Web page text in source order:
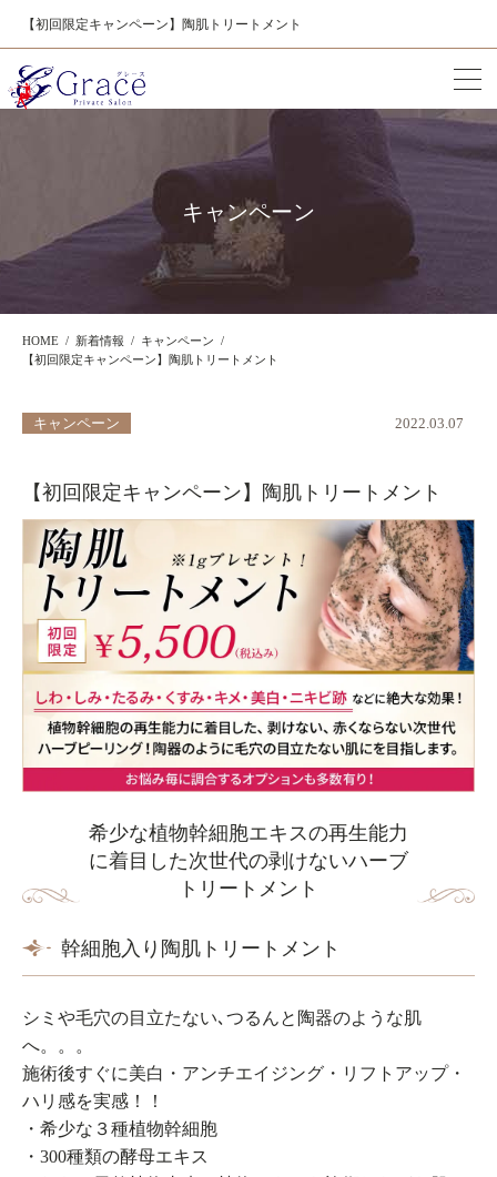
【初回限定キャンペーン】陶肌トリートメント
キャンペーン
HOME 新着情報
キャンペーン
【初回限定キャンペーン】陶肌トリートメント
キャンペーン 2022.03.07
【初回限定キャンペーン】陶肌トリートメント
希少な植物幹細胞エキスの再生能力
に着目した次世代の剥けないハーブ
トリートメント
幹細胞入り陶肌トリートメント
シミや毛穴の目立たない､つるんと陶器のような肌
へ。。。
施術後すぐに美白・アンチエイジング・リフトアップ・
ハリ感を実感！！
・希少な３種植物幹細胞
・300種類の酵母エキス